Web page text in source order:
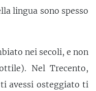
lingua sono spesso
nei secoli, e non
Nel Trecento,
avessi osteggiato ti